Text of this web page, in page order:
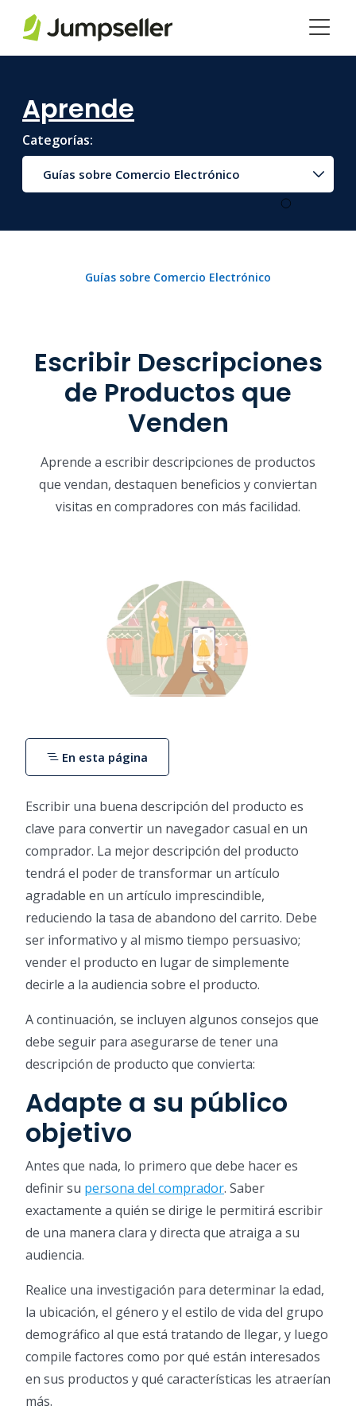
Aprende
Categorías:
Guías sobre Comercio Electrónico
Guías sobre Comercio Electrónico
Escribir Descripciones
de Productos que
Venden
Aprende a escribir descripciones de productos
que vendan, destaquen beneficios y conviertan
visitas en compradores con más facilidad.
Escribir una buena descripción del producto es
clave para convertir un navegador casual en un
comprador. La mejor descripción del producto
tendrá el poder de transformar un artículo
agradable en un artículo imprescindible,
reduciendo la tasa de abandono del carrito. Debe
ser informativo y al mismo tiempo persuasivo;
vender el producto en lugar de simplemente
decirle a la audiencia sobre el producto.
A continuación, se incluyen algunos consejos que
debe seguir para asegurarse de tener una
descripción de producto que convierta:
Adapte a su público
objetivo
Antes que nada, lo primero que debe hacer es
definir su persona del comprador. Saber
exactamente a quién se dirige le permitirá escribir
de una manera clara y directa que atraiga a su
audiencia.
Realice una investigación para determinar la edad,
la ubicación, el género y el estilo de vida del grupo
demográfico al que está tratando de llegar, y luego
compile factores como por qué están interesados ​​
en sus productos y qué características les atraerían
más.
En esta página